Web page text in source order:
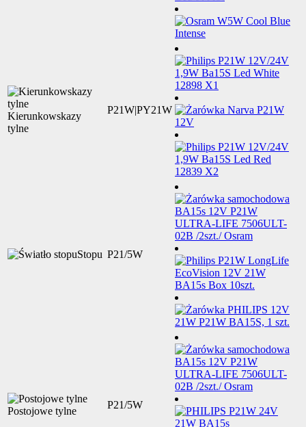
Kierunkowskazy
tylne
P21W|PY21W
Stopu P21/5W
Postojowe tylne
P21/5W